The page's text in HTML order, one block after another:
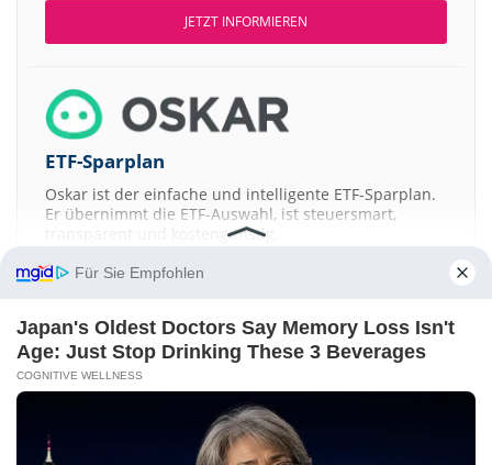
JETZT INFORMIEREN
ETF-Sparplan
Oskar ist der einfache und intelligente ETF-Sparplan.
Er übernimmt die ETF-Auswahl, ist steuersmart,
transparent und kostengünstig.
JETZT MEHR ERFAHREN
EuroStoxx 50 Dow Jones
S&P 500
Für Sie Empfohlen
Japan's Oldest Doctors Say Memory Loss Isn't
Age: Just Stop Drinking These 3 Beverages
COGNITIVE WELLNESS